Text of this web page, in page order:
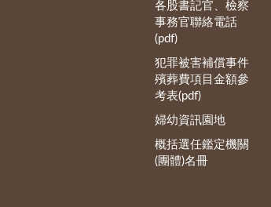
各股書記官、檢察
事務官聯絡電話
(pdf)
犯罪被害補償事件
殯葬費項目金額參
考表(pdf)
婦幼資訊園地
概括選任鑑定機關
(團體)名冊